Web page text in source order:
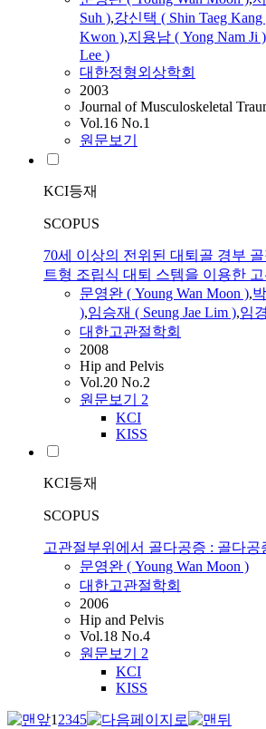
Suh ),강신택 ( Shin Taeg Kang
Kwon ),지용남 ( Yong Nam Ji )
Lee )
대한정형외상학회
2003
Journal of Musculoskeletal
Vol.16 No.1
원문보기
KCI등재
SCOPUS
70세 이상의 전위된 대퇴골 경부
트형 조립식 대퇴 스템을 이용한
문영완 ( Young Wan Moon ),
),임승재 ( Seung Jae Lim ),임
대한고관절학회
2008
Hip and Pelvis
Vol.20 No.2
원문보기 2
KCI
KISS
KCI등재
SCOPUS
고관절부위에서 골다공증 : 골다공
문영완 ( Young Wan Moon )
대한고관절학회
2006
Hip and Pelvis
Vol.18 No.4
원문보기 2
KCI
KISS
12345